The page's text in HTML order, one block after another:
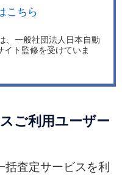
こちら
、一般社団法人日本自動
ト監修を受けていま
ご利用ユーザー
査定サービスを利